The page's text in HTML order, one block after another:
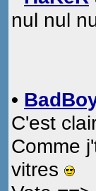
nul nul
•
C'est
Comme
vitres